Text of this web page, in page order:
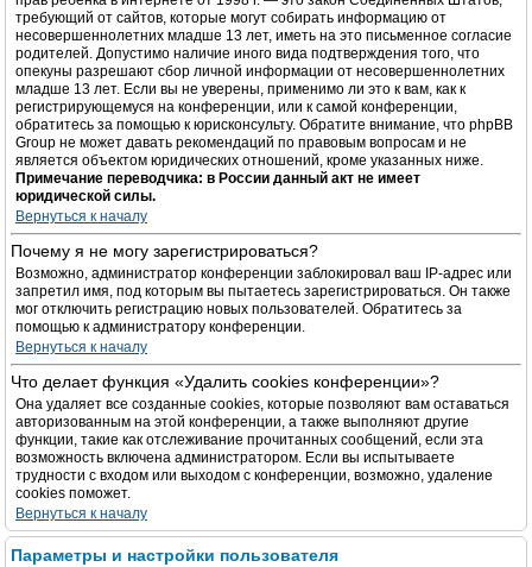
требующий от сайтов, которые могут собирать информацию от
несовершеннолетних младше 13 лет, иметь на это письменное согласие
родителей. Допустимо наличие иного вида подтверждения того, что
опекуны разрешают сбор личной информации от несовершеннолетних
младше 13 лет. Если вы не уверены, применимо ли это к вам, как к
регистрирующемуся на конференции, или к самой конференции,
обратитесь за помощью к юрисконсульту. Обратите внимание, что phpBB
Group не может давать рекомендаций по правовым вопросам и не
является объектом юридических отношений, кроме указанных ниже.
Примечание переводчика: в России данный акт не имеет
юридической силы.
Вернуться к началу
Почему я не могу зарегистрироваться?
Возможно, администратор конференции заблокировал ваш IP-адрес или
запретил имя, под которым вы пытаетесь зарегистрироваться. Он также
мог отключить регистрацию новых пользователей. Обратитесь за
помощью к администратору конференции.
Вернуться к началу
Что делает функция «Удалить cookies конференции»?
Она удаляет все созданные cookies, которые позволяют вам оставаться
авторизованным на этой конференции, а также выполняют другие
функции, такие как отслеживание прочитанных сообщений, если эта
возможность включена администратором. Если вы испытываете
трудности с входом или выходом с конференции, возможно, удаление
cookies поможет.
Вернуться к началу
Параметры и настройки пользователя